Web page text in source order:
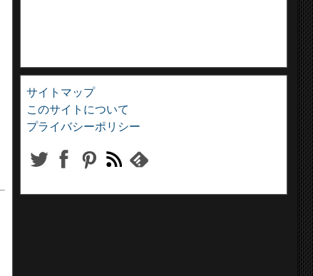
サイトマップ
このサイトについて
プライバシーポリシー